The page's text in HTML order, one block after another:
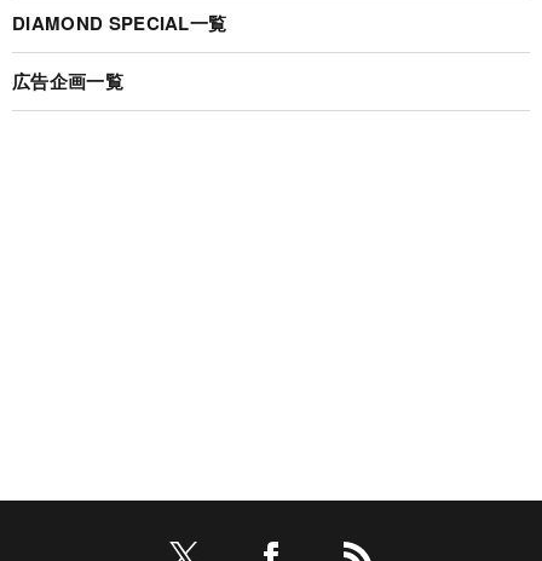
DIAMOND SPECIAL一覧
広告企画一覧